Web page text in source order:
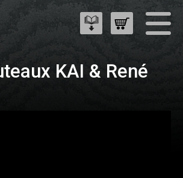
KAI & René